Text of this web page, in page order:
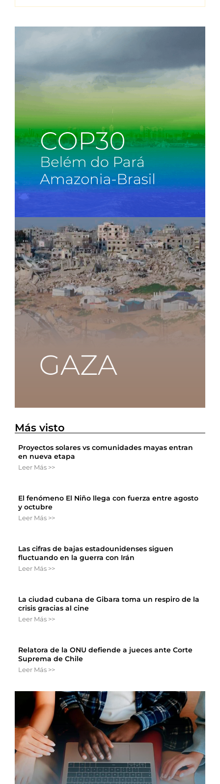
Más visto
Proyectos solares vs comunidades mayas entran
en nueva etapa
Leer Más >>
El fenómeno El Niño llega con fuerza entre agosto
y octubre
Leer Más >>
Las cifras de bajas estadounidenses siguen
fluctuando en la guerra con Irán
Leer Más >>
La ciudad cubana de Gibara toma un respiro de la
crisis gracias al cine
Leer Más >>
Relatora de la ONU defiende a jueces ante Corte
Suprema de Chile
Leer Más >>